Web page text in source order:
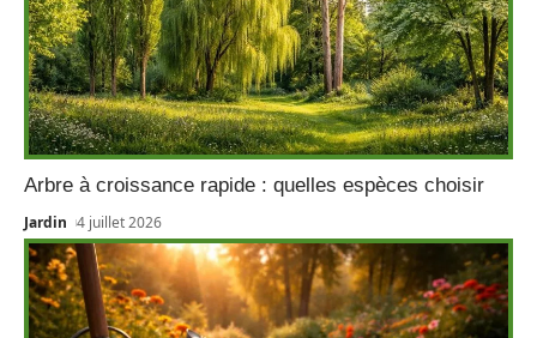
Arbre à croissance rapide : quelles espèces choisir
Jardin 4 juillet 2026